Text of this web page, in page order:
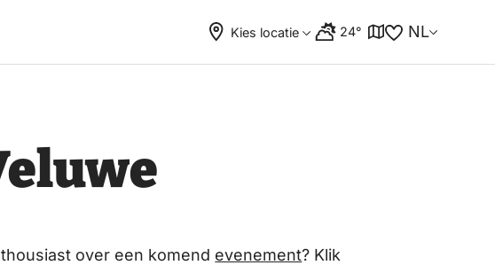
Kies locatie 24° NL
over een komend evenement? Klik